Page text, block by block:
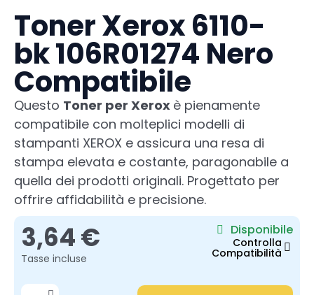
Toner Xerox 6110-
bk 106R01274 Nero
Compatibile
Questo Toner per Xerox è pienamente
compatibile con molteplici modelli di
stampanti XEROX e assicura una resa di
stampa elevata e costante, paragonabile a
quella dei prodotti originali. Progettato per
offrire affidabilità e precisione.
3,64 €
Tasse incluse
Disponibile
Controlla
Compatibilità